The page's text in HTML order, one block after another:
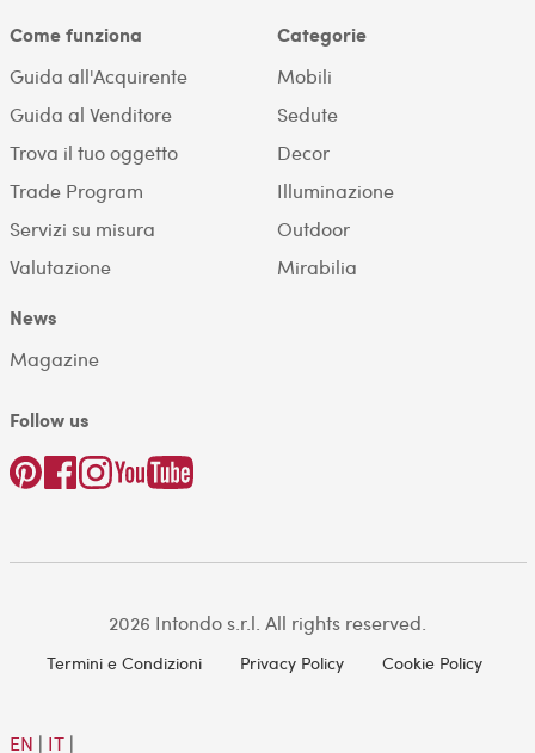
Come funziona
Guida all'Acquirente
Guida al Venditore
Trova il tuo oggetto
Trade Program
Servizi su misura
Valutazione
Categorie
Mobili
Sedute
Decor
Illuminazione
Outdoor
Mirabilia
News
Magazine
Follow us
2026 Intondo s.r.l. All rights reserved.
Termini e Condizioni Privacy Policy Cookie Policy
EN | IT|